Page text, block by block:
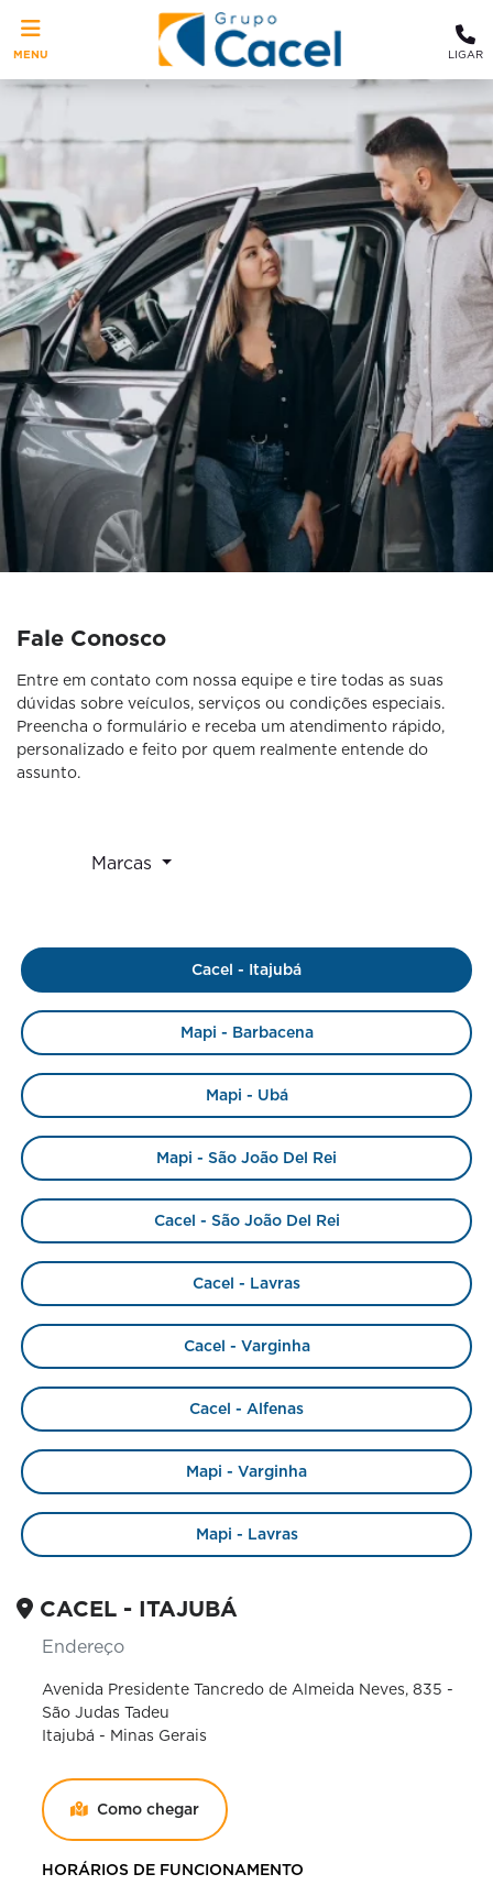
MENU LIGAR
Fale Conosco
Entre em contato com nossa equipe e tire todas as suas
dúvidas sobre veículos, serviços ou condições especiais.
Preencha o formulário e receba um atendimento rápido,
personalizado e feito por quem realmente entende do
assunto.
Marcas
Cacel - Itajubá
Mapi - Barbacena
Mapi - Ubá
Mapi - São João Del Rei
Cacel - São João Del Rei
Cacel - Lavras
Cacel - Varginha
Cacel - Alfenas
Mapi - Varginha
Mapi - Lavras
CACEL - ITAJUBÁ
Endereço
Avenida Presidente Tancredo de Almeida Neves, 835 -
São Judas Tadeu
Itajubá - Minas Gerais
Como chegar
HORÁRIOS DE FUNCIONAMENTO